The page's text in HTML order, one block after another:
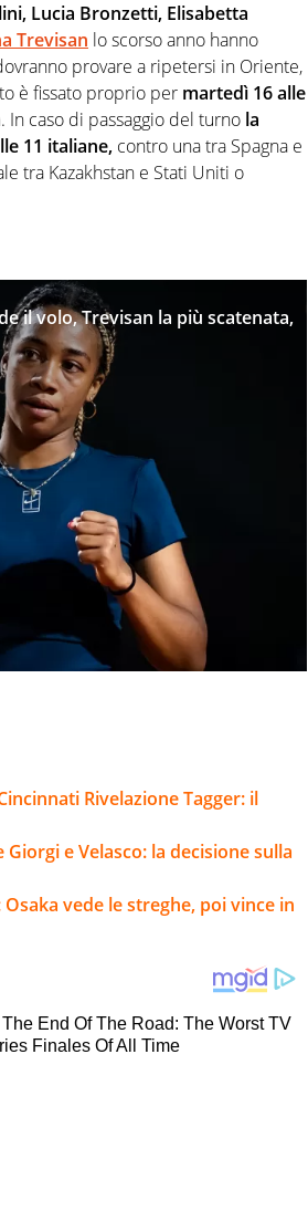
Lucia Bronzetti, Elisabetta
Trevisan lo scorso anno hanno
provare a ripetersi in Oriente,
è fissato proprio per martedì 16 alle
. In caso di passaggio del turno la
11 italiane, contro una tra Spagna e
tra Kazakhstan e Stati Uniti o
il volo, Trevisan la più scatenata,
Rivelazione Tagger: il
e Velasco: la decisione sulla
vede le streghe, poi vince in